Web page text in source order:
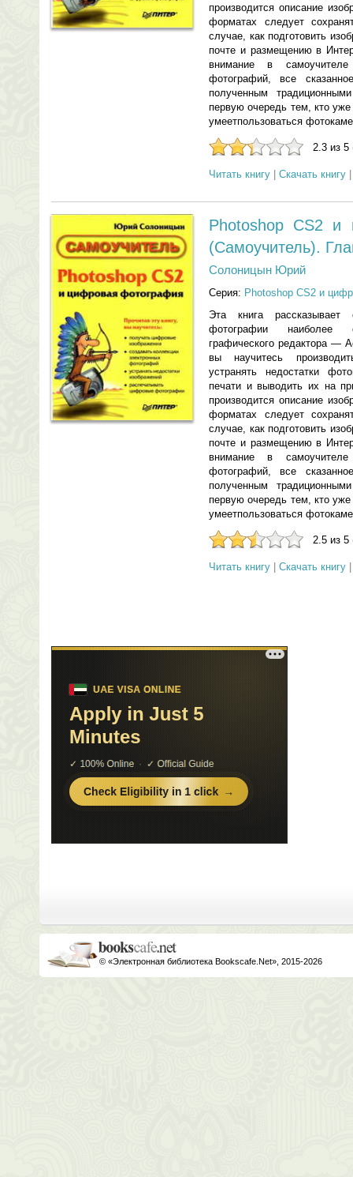
производится описание
форматах следует
случае, как подготовить
почте и размещению в
внимание в
фотографий, все
полученным
первую очередь тем, кто
умеетпользоваться
2.3 из 5
Читать книгу Скачать книгу
Photoshop CS2 и
(Самоучитель).
Солоницын Юрий
Серия: Photoshop CS2 и
Эта книга
фотографии наиболее
графического редактора —
вы научитесь
устранять недостатки
печати и выводить их на
производится описание
форматах следует
случае, как подготовить
почте и размещению в
внимание в
фотографий, все
полученным
первую очередь тем, кто
умеетпользоваться
2.5 из 5
Читать книгу Скачать книгу
© «Электронная библиотека Bookscafe.Net», 2015-2026